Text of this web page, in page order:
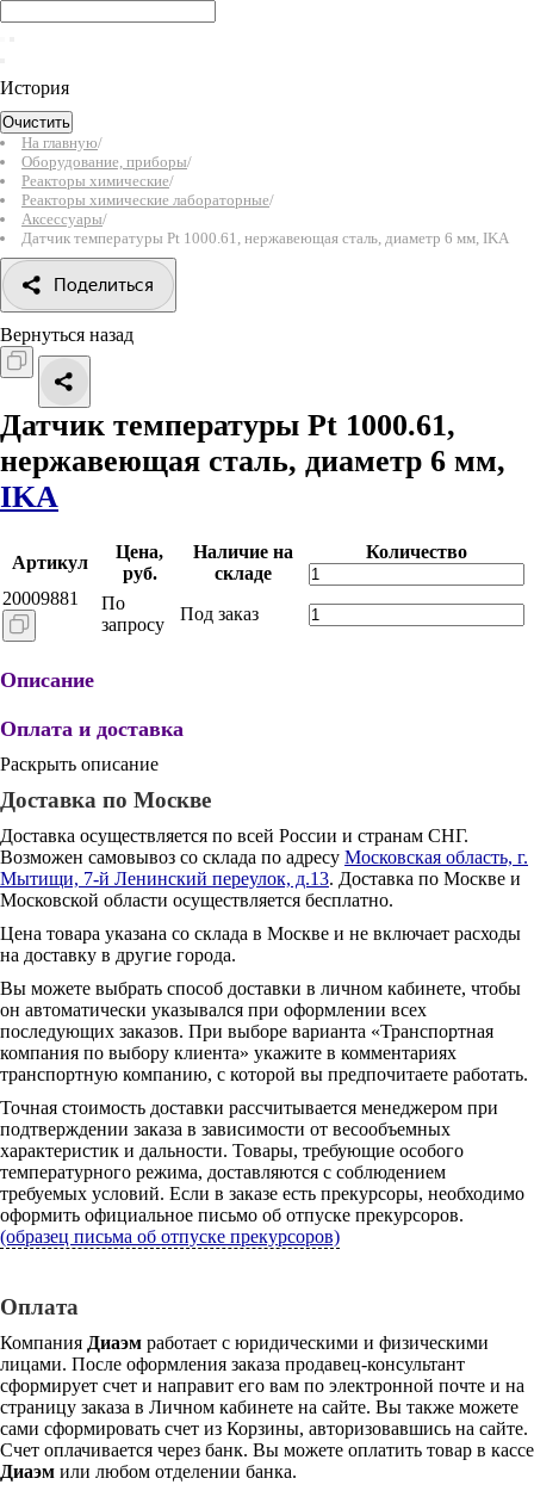
История
Очистить
На главную/
Оборудование, приборы/
Реакторы химические/
Реакторы химические лабораторные/
Аксессуары/
Датчик температуры Pt 1000.61, нержавеющая сталь, диаметр 6 мм, IKA
Поделиться
Вернуться назад
Датчик температуры Pt 1000.61,
нержавеющая сталь, диаметр 6 мм,
IKA
Артикул
Цена,
руб.
Наличие на
складе
Количество
20009881
По
запросу
Под заказ
Описание
Оплата и доставка
Раскрыть описание
Доставка по Москве
Доставка осуществляется по всей России и странам СНГ.
Возможен самовывоз со склада по адресу Московская область, г.
Мытищи, 7-й Ленинский переулок, д.13. Доставка по Москве и
Московской области осуществляется бесплатно.
Цена товара указана со склада в Москве и не включает расходы
на доставку в другие города.
Вы можете выбрать способ доставки в личном кабинете, чтобы
он автоматически указывался при оформлении всех
последующих заказов. При выборе варианта «Транспортная
компания по выбору клиента» укажите в комментариях
транспортную компанию, с которой вы предпочитаете работать.
Точная стоимость доставки рассчитывается менеджером при
подтверждении заказа в зависимости от весообъемных
характеристик и дальности. Товары, требующие особого
температурного режима, доставляются с соблюдением
требуемых условий. Если в заказе есть прекурсоры, необходимо
оформить официальное письмо об отпуске прекурсоров.
(образец письма об отпуске прекурсоров)
Оплата
Компания Диаэм работает с юридическими и физическими
лицами. После оформления заказа продавец-консультант
сформирует счет и направит его вам по электронной почте и на
страницу заказа в Личном кабинете на сайте. Вы также можете
сами сформировать счет из Корзины, авторизовавшись на сайте.
Счет оплачивается через банк. Вы можете оплатить товар в кассе
Диаэм или любом отделении банка.